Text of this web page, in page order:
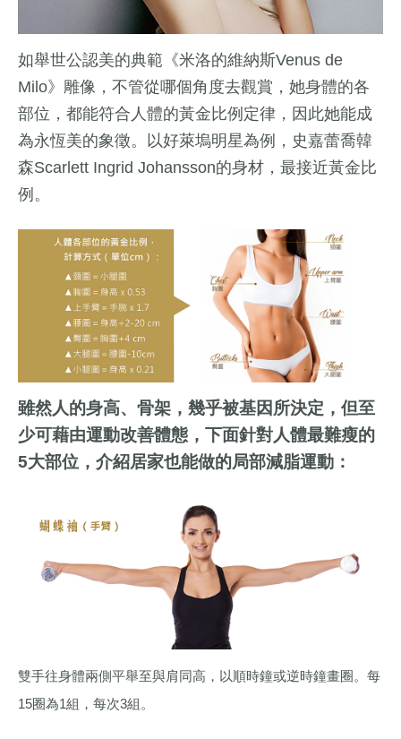
如舉世公認美的典範《米洛的維納斯Venus de
Milo》雕像，不管從哪個角度去觀賞，她身體的各
部位，都能符合人體的黃金比例定律，因此她能成
為永恆美的象徵。以好萊塢明星為例，史嘉蕾喬韓
森Scarlett Ingrid Johansson的身材，最接近黃金比
例。
雖然人的身高、骨架，幾乎被基因所決定，但至
少可藉由運動改善體態，下面針對人體最難瘦的
5大部位，介紹居家也能做的局部減脂運動：
雙手往身體兩側平舉至與肩同高，以順時鐘或逆時鐘畫圈。每
15圈為1組，每次3組。